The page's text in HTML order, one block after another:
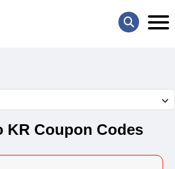
KR Coupon Codes